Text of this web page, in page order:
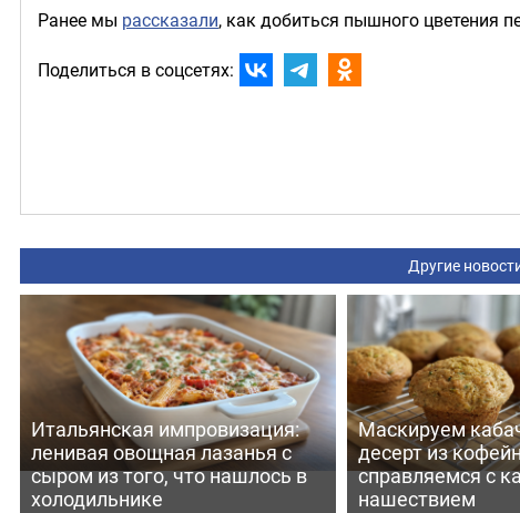
Ранее мы рассказали, как добиться пышного цветения
Поделиться в соцсетях:
Другие
Итальянская импровизация:
ленивая овощная лазанья с
сыром из того, что нашлось в
холодильнике
Маскируем
десерт из
справляемся с
нашествием